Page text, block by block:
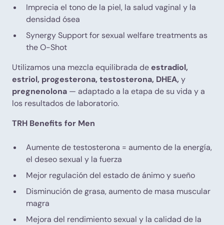
Imprecia el tono de la piel, la salud vaginal y la
densidad ósea
Synergy Support for sexual welfare treatments as
the O-Shot
Utilizamos una mezcla equilibrada deestradiol,
estriol, progesterona, testosterona, DHEA, y
pregnenolona — adaptado a la etapa de su vida y a
los resultados de laboratorio.
TRH Benefits for Men
Aumente de testosterona = aumento de la energía,
el deseo sexual y la fuerza
Mejor regulación del estado de ánimo y sueño
Disminución de grasa, aumento de masa muscular
magra
Mejora del rendimiento sexual y la calidad de la